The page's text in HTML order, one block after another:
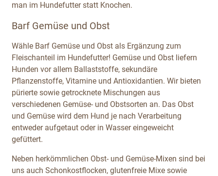
man im Hundefutter statt Knochen.
Barf Gemüse und Obst
Wähle Barf Gemüse und Obst als Ergänzung zum
Fleischanteil im Hundefutter! Gemüse und Obst liefern
Hunden vor allem Ballaststoffe, sekundäre
Pflanzenstoffe, Vitamine und Antioxidantien. Wir bieten
pürierte sowie getrocknete Mischungen aus
verschiedenen Gemüse- und Obstsorten an. Das Obst
und Gemüse wird dem Hund je nach Verarbeitung
entweder aufgetaut oder in Wasser eingeweicht
gefüttert.
Neben herkömmlichen Obst- und Gemüse-Mixen sind bei
uns auch Schonkostflocken, glutenfreie Mixe sowie